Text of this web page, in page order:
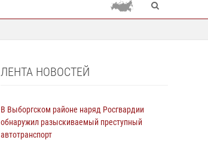
ЛЕНТА НОВОСТЕЙ
В Выборгском районе наряд Росгвардии
обнаружил разыскиваемый преступный
автотранспорт